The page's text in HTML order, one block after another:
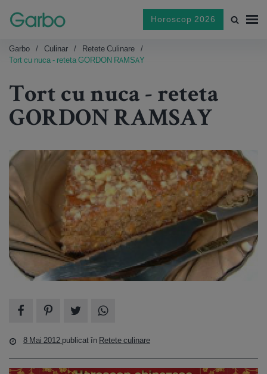
Horoscop 2026
Garbo Culinar
Retete Culinare
Tort cu nuca - reteta GORDON RAMSAY
Tort cu nuca - reteta
GORDON RAMSAY
8 Mai 2012 publicat în Retete culinare